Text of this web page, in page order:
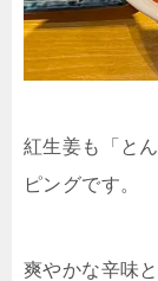
紅生姜も「と
ピングです。
爽やかな辛味